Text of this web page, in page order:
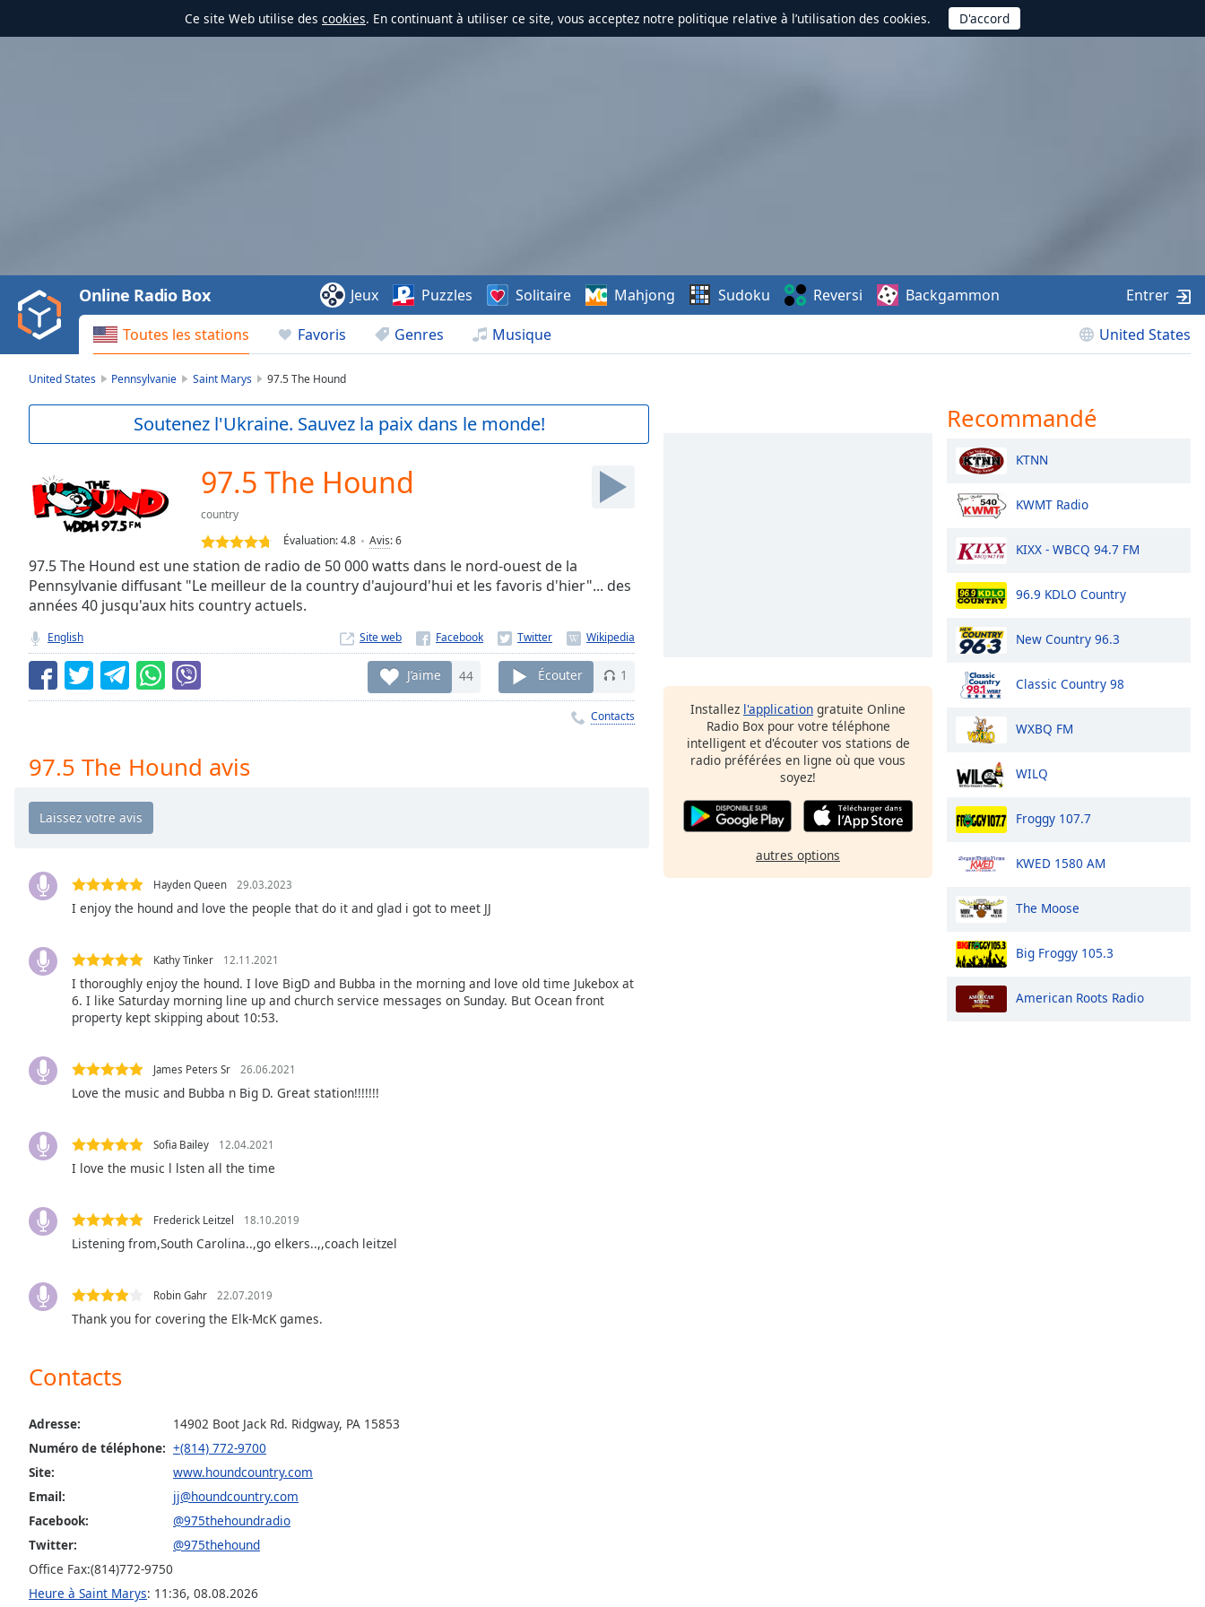
Ce site Web utilise des cookies. En continuant à utiliser ce site, vous acceptez notre politique relative à l’utilisation des cookies.
Video
Play
Backward
Skip
Current
Loaded:
0.00%
TypeLIVE
Seek to
live,
currently
LIVE
Remaining
Playback
Rate
Chapters
Descriptions
descriptions
selected
subtitles
opens
subtitles
settings
subtitles
off,
selected
Audio
Track
Picture
Fullscreen
modal
Beginning
dialog
window.
Escape
cancel
Toutes les stations Favoris Genres Musique United States
Online Radio Box Jeux Puzzles Solitaire Mahjong Sudoku Reversi Backgammon Entrer
United States Pennsylvanie Saint Marys 97.5 The Hound
Soutenez l'Ukraine. Sauvez la paix dans le monde!
97.5 The Hound
country
Évaluation:4.8 Avis:6
97.5 The Hound est une station de radio de 50 000 watts dans le nord-ouest de la
Pennsylvanie diffusant "Le meilleur de la country d'aujourd'hui et les favoris d'hier"... des
années 40 jusqu'aux hits country actuels.
English Site web
J’aime 44 Écouter 1
Contacts
97.5 The Hound avis
Hayden Queen 29.03.2023
I enjoy the hound and love the people that do it and glad i got to meet JJ
Kathy Tinker 12.11.2021
I thoroughly enjoy the hound. I love BigD and Bubba in the morning and love old time Jukebox at
6. I like Saturday morning line up and church service messages on Sunday. But Ocean front
property kept skipping about 10:53.
James Peters Sr 26.06.2021
Love the music and Bubba n Big D. Great station!!!!!!!
Sofia Bailey 12.04.2021
I love the music l lsten all the time
Frederick Leitzel 18.10.2019
Listening from,South Carolina..,go elkers..,,coach leitzel
Robin Gahr 22.07.2019
Thank you for covering the Elk-McK games.
Contacts
Adresse:
14902 Boot Jack Rd. Ridgway, PA 15853
Numéro de téléphone: +(814) 772-9700
Site:
www.houndcountry.com
Email:
jj@houndcountry.com
Facebook:
@975thehoundradio
Twitter:
@975thehound
Office Fax:(814)772-9750
Heure à Saint Marys: 11:36, 08.08.2026
Installez l'application gratuite Online
Radio Box pour votre téléphone
intelligent et d'écouter vos stations de
radio préférées en ligne où que vous
soyez!
autres options
Recommandé
KTNN
KWMT Radio
KIXX - WBCQ 94.7 FM
96.9 KDLO Country
New Country 96.3
Classic Country 98
WXBQ FM
WILQ
Froggy 107.7
KWED 1580 AM
The Moose
Big Froggy 105.3
American Roots Radio